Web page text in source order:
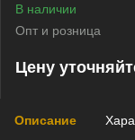
В наличии
Опт и розница
Цену
Описание